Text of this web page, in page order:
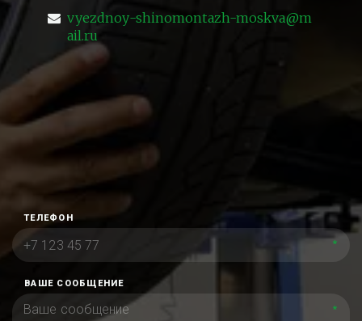
vyezdnoy-shinomontazh-moskva@m
ail.ru
ТЕЛЕФОН
*
ВАШЕ СООБЩЕНИЕ
*